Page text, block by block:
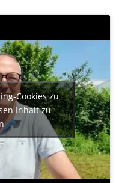
Cookies zu
Inhalt zu